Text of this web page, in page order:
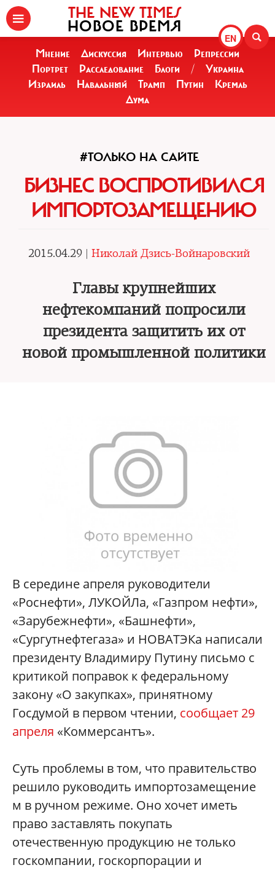
EN
THE NEW TIMES
НОВОЕ ВРЕМЯ
Мнение Дискуссия Интервью
Репрессии
Портрет
Расследование Блоги /
Украина
Израиль
Навальный Трамп Путин
Кремль
Дума
#ТОЛЬКО НА САЙТЕ
БИЗНЕС ВОСПРОТИВИЛСЯ
ИМПОРТОЗАМЕЩЕНИЮ
2015.04.29 | Николай Дзись-Войнаровский
Главы крупнейших
нефтекомпаний попросили
президента защитить их от
новой промышленной политики
В середине апреля руководители
«Роснефти», ЛУКОЙЛа, «Газпром нефти»,
«Зарубежнефти», «Башнефти»,
«Сургутнефтегаза» и НОВАТЭКа написали
президенту Владимиру Путину письмо с
критикой поправок к федеральному
закону «О закупках», принятному
Госдумой в первом чтении, сообщает 29
апреля «Коммерсантъ».
Суть проблемы в том, что правительство
решило руководить импортозамещение
м в ручном режиме. Оно хочет иметь
право заставлять покупать
отечественную продукцию не только
госкомпании, госкорпорации и